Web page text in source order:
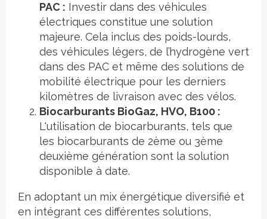
PAC : Investir dans des véhicules
électriques constitue une solution
majeure. Cela inclus des poids-lourds,
des véhicules légers, de l’hydrogène vert
dans des PAC et même des solutions de
mobilité électrique pour les derniers
kilomètres de livraison avec des vélos.
Biocarburants BioGaz, HVO, B100 :
L'utilisation de biocarburants, tels que
les biocarburants de 2ème ou 3ème
deuxième génération sont la solution
disponible à date.
En adoptant un mix énergétique diversifié et
en intégrant ces différentes solutions,